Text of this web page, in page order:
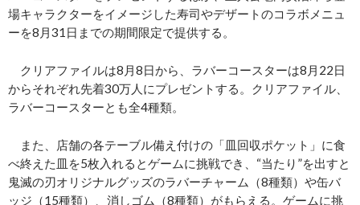
場キャラクターをイメージした寿司やデザートのコラボメニュ
ーを8月31日までの期間限定で提供する。
クリアファイルは8月8日から、ラバーコースターは8月22日
からそれぞれ先着30万人にプレゼントする。クリアファイル、
ラバーコースターとも全4種類。
また、店舗の各テーブル備え付けの「皿回収ポケット」に食
べ終えた皿を5枚入れるとゲームに挑戦でき、“当たり”を出すと
鬼滅の刃オリジナルグッズのラバーチャーム（8種類）や缶バ
ッジ（15種類）、消しゴム（8種類）がもらえる。ゲームに挑